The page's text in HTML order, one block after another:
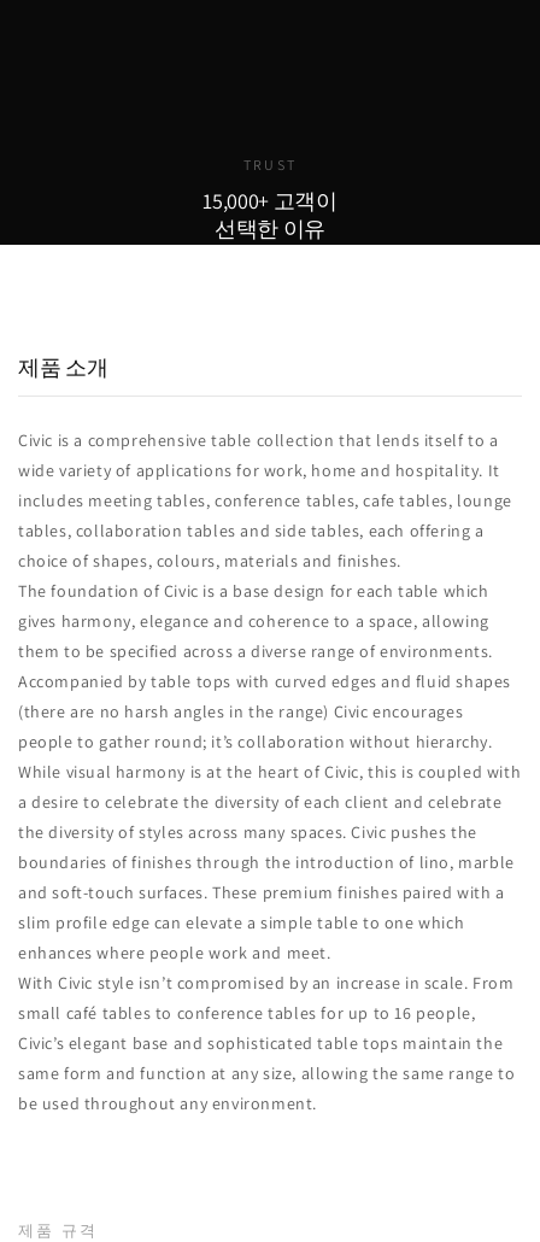
TRUST
15,000+ 고객이
선택한 이유
제품 소개
Civic is a comprehensive table collection that lends itself to a
wide variety of applications for work, home and hospitality.‎ It
includes meeting tables, conference tables, cafe tables, lounge
tables, collaboration tables and side tables, each offering a
choice of shapes, colours, materials and finishes.‎
The foundation of Civic is a base design for each table which
gives harmony, elegance and coherence to a space, allowing
them to be specified across a diverse range of environments.‎
Accompanied by table tops with curved edges and fluid shapes
(there are no harsh angles in the range) Civic encourages
people to gather round; it’s collaboration without hierarchy.‎
While visual harmony is at the heart of Civic, this is coupled with
a desire to celebrate the diversity of each client and celebrate
the diversity of styles across many spaces.‎ Civic pushes the
boundaries of finishes through the introduction of lino, marble
and soft-touch surfaces.‎ These premium finishes paired with a
slim profile edge can elevate a simple table to one which
enhances where people work and meet.‎
With Civic style isn’t compromised by an increase in scale.‎ From
small café tables to conference tables for up to 16 people,
Civic’s elegant base and sophisticated table tops maintain the
same form and function at any size, allowing the same range to
be used throughout any environment.‎
제품 규격